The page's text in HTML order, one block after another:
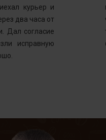
курьер и
два часа от
Дал согласие
исправную